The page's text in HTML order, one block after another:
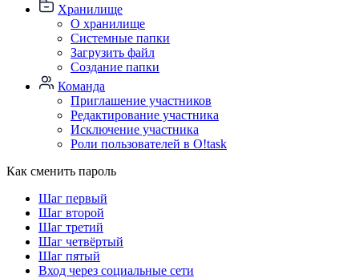
Хранилище
О хранилище
Системные папки
Загрузить файл
Создание папки
Команда
Приглашение участников
Редактирование участника
Исключение участника
Роли пользователей в O!task
Как сменить пароль
Шаг первый
Шаг второй
Шаг третий
Шаг четвёртый
Шаг пятый
Вход через социальные сети